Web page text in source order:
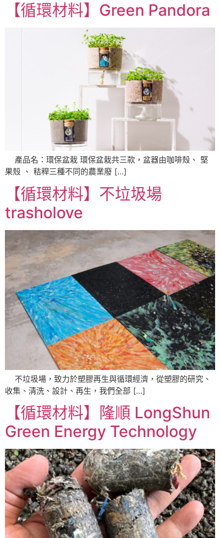
【循環材料】Green Pandora
產品名：環保盆栽 環保盆栽共三款，盆器由咖啡殼、 堅
果殼 、 秸稈三種不同的農業廢 […]
【循環材料】不垃圾場
trasholove
不垃圾場，致力於塑膠再生與循環經濟，從塑膠的研究、
收集、清洗、設計、再生，我們全部 […]
【循環材料】隆順 LongShun
Green Energy Technology